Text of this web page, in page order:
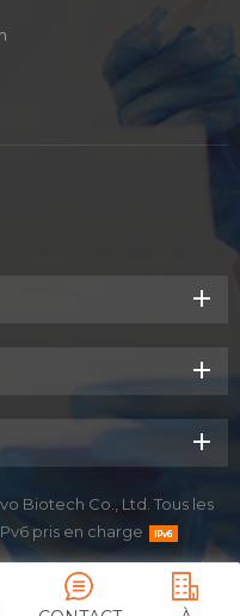
Biotech Co., Ltd. Tous les
pris en charge
DE CONFIDENTIALITÉ